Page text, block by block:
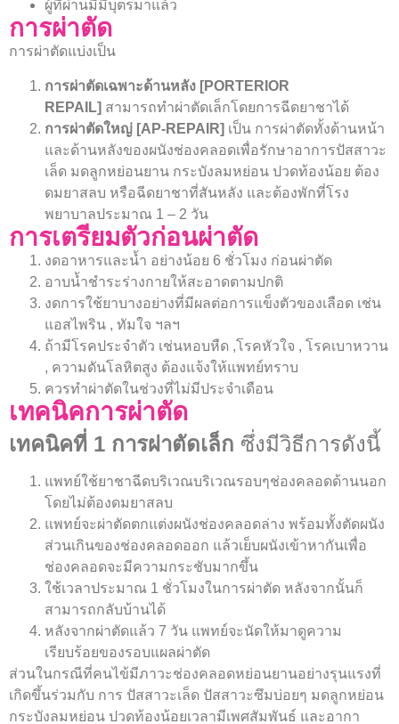
ผู้ที่ผ่านมีมีบุตรมาแล้ว
การผ่าตัด
การผ่าตัดแบ่งเป็น
การผ่าตัดเฉพาะด้านหลัง [PORTERIOR
REPAIL] สามารถทำผ่าตัดเล็กโดยการฉีดยาชาได้
การผ่าตัดใหญ่ [AP-REPAIR] เป็น การผ่าตัดทั้งด้านหน้า
และด้านหลังของผนังช่องคลอดเพื่อรักษาอาการปัสสาวะ
เล็ด มดลูกหย่อนยาน กระบังลมหย่อน ปวดท้องน้อย ต้อง
ดมยาสลบ หรือฉีดยาชาที่สันหลัง และต้องพักที่โรง
พยาบาลประมาณ 1 – 2 วัน
การเตรียมตัวก่อนผ่าตัด
งดอาหารและน้ำ อย่างน้อย 6 ชั่วโมง ก่อนผ่าตัด
อาบน้ำชำระร่างกายให้สะอาดตามปกติ
งดการใช้ยาบางอย่างที่มีผลต่อการแข็งตัวของเลือด เช่น
แอสไพริน , ทัมใจ ฯลฯ
ถ้ามีโรคประจำตัว เช่นหอบหืด ,โรคหัวใจ , โรคเบาหวาน
, ความดันโลหิตสูง ต้องแจ้งให้แพทย์ทราบ
ควรทำผ่าตัดในช่วงที่ไม่มีประจำเดือน
เทคนิคการผ่าตัด
เทคนิคที่ 1 การผ่าตัดเล็ก ซึ่งมีวิธีการดังนี้
แพทย์ใช้ยาชาฉีดบริเวณบริเวณรอบๆช่องคลอดด้านนอก
โดยไม่ต้องดมยาสลบ
แพทย์จะผ่าตัดตกแต่งผนังช่องคลอดล่าง พร้อมทั้งตัดผนัง
ส่วนเกินของช่องคลอดออก แล้วเย็บผนังเข้าหากันเพื่อ
ช่องคลอดจะมีความกระชับมากขึ้น
ใช้เวลาประมาณ 1 ชั่วโมงในการผ่าตัด หลังจากนั้นก็
สามารถกลับบ้านได้
หลังจากผ่าตัดแล้ว 7 วัน แพทย์จะนัดให้มาดูความ
เรียบร้อยของรอบแผลผ่าตัด
ส่วนในกรณีที่คนไข้มีภาวะช่องคลอดหย่อนยานอย่างรุนแรงที่
เกิดขึ้นร่วมกับ การ ปัสสาวะเล็ด ปัสสาวะซึมบ่อยๆ มดลูกหย่อน
กระบังลมหย่อน ปวดท้องน้อยเวลามีเพศสัมพันธ์ และอากา